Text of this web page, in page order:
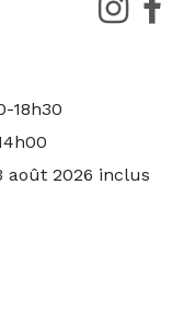
18h30
août 2026 inclus